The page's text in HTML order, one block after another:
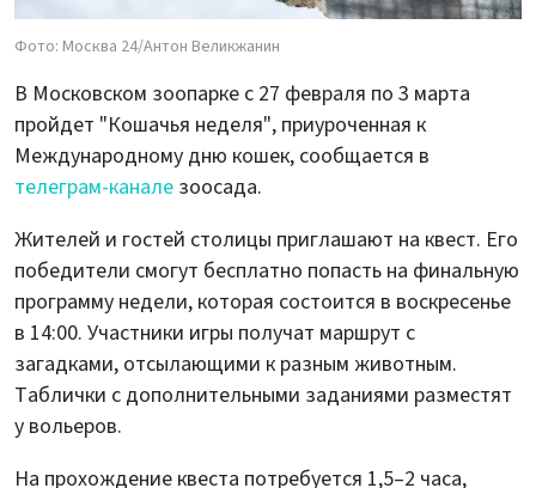
Фото: Москва 24/Антон Великжанин
В Московском зоопарке с 27 февраля по 3 марта
пройдет "Кошачья неделя", приуроченная к
Международному дню кошек, сообщается в
телеграм-канале зоосада.
Жителей и гостей столицы приглашают на квест. Его
победители смогут бесплатно попасть на финальную
программу недели, которая состоится в воскресенье
в 14:00. Участники игры получат маршрут с
загадками, отсылающими к разным животным.
Таблички с дополнительными заданиями разместят
у вольеров.
На прохождение квеста потребуется 1,5–2 часа,